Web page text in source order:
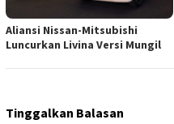
Aliansi Nissan-Mitsubishi
Luncurkan Livina Versi Mungil
Tinggalkan Balasan